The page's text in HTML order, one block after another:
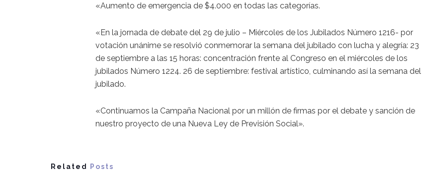
«Aumento de emergencia de $4.000 en todas las categorías.
«En la jornada de debate del 29 de julio – Miércoles de los Jubilados Número 1216- por
votación unánime se resolvió conmemorar la semana del jubilado con lucha y alegría: 23
de septiembre a las 15 horas: concentración frente al Congreso en el miércoles de los
jubilados Número 1224. 26 de septiembre: festival artístico, culminando así la semana del
jubilado.
«Continuamos la Campaña Nacional por un millón de firmas por el debate y sanción de
nuestro proyecto de una Nueva Ley de Previsión Social».
Related Posts